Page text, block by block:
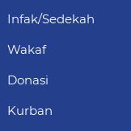
Infak/Sedekah
Wakaf
Donasi
Kurban